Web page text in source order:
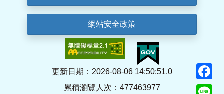
網站安全政策
更新日期：2026-08-06 14:50:51.0
累積瀏覽人次：477463977